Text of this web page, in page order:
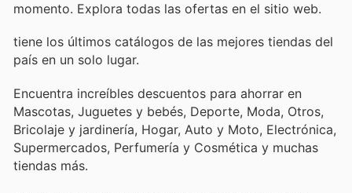
momento. Explora todas las ofertas en el sitio web.
tiene los últimos catálogos de las mejores tiendas del
país en un solo lugar.
Encuentra increíbles descuentos para ahorrar en
Mascotas, Juguetes y bebés, Deporte, Moda, Otros,
Bricolaje y jardinería, Hogar, Auto y Moto, Electrónica,
Supermercados, Perfumería y Cosmética y muchas
tiendas más.